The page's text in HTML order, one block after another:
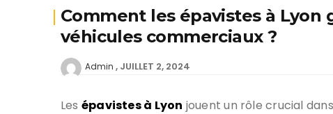
Comment les épavistes à Lyon
véhicules commerciaux ?
Admin JUILLET 2, 2024
Les épavistes à Lyon jouent un rôle crucial